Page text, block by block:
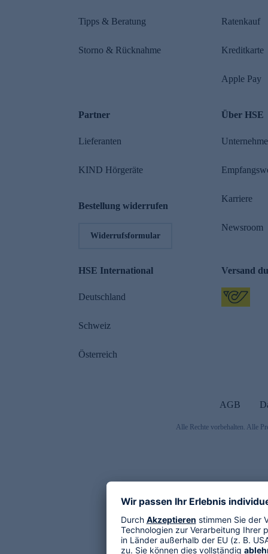
Tipps & Beratung
Storno & Rücknahme
Ratenkauf
Kreditkarte
Apple Pay
Partner
Lieferanten
KIND Hörgeräte
Bestellung widerrufen
Widerrufsformular
Über HSE
Karriere
Newsroom
HSE International
Deutschland
Schweiz
Österreich
Versand
AGB
Alle Rechte vorbehalten. Alle